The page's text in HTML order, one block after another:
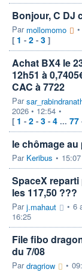
Bonjour, C DJ
Par mollomomo •
[ 1 - 2 - 3 ]
Achat BX4 le
12h51 à
CAC à 7722
Par
2026 • 12:54 •
[ 1 - 2 - 3 - 4 ... 77
le chômage
Par Keribus • 15:07
SpaceX
les 117,50 ???
Parj.mahaut • 6
16:25
File fibo
du 7/08
Pardragriow •